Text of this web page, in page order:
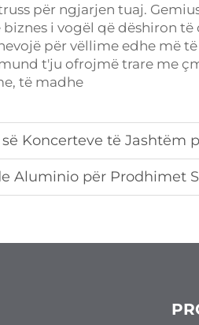
për ngjarjen tuaj.
biznes i vogël që dëshiron
për vëllime edhe më
t'ju ofrojmë trare me
të madhe
Koncerteve të Jashtëm
Aluminio për Prodhimet